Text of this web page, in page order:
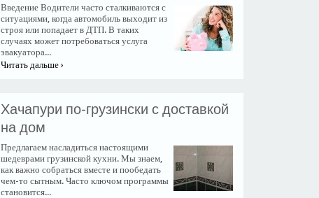
Введение Водители часто сталкиваются с
ситуациями, когда автомобиль выходит из
строя или попадает в ДТП. В таких
случаях может потребоваться услуга
эвакуатора...
Читать дальше ›
Хачапури по-грузински с доставкой
на дом
Предлагаем насладиться настоящими
шедеврами грузинской кухни. Мы знаем,
как важно собраться вместе и пообедать
чем-то сытным. Часто ключом программы
становится...